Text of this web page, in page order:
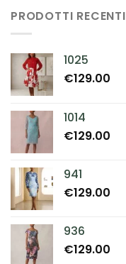
PRODOTTI RECENTI
1025
€129.00
1014
€129.00
941
€129.00
936
€129.00